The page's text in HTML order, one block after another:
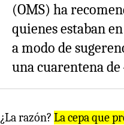
(OMS) ha
quienes estaban
a modo de
una cuarentena de
¿La razón? La cepa que